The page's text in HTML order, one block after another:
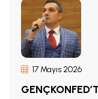
17 Mayıs 2026